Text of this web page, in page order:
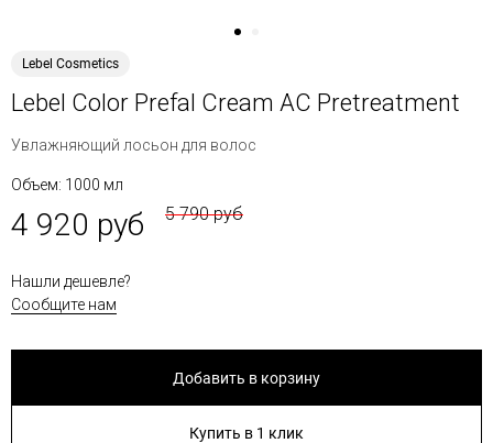
Lebel Cosmetics
Lebel Color Prefal Cream AC Pretreatment
Увлажняющий лосьон для волос
Объем: 1000 мл
4 920 руб 5 790 руб
Нашли дешевле?
Сообщите нам
Добавить в корзину
Купить в 1 клик